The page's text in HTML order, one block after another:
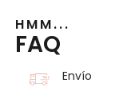
HMM...
FAQ
Envío